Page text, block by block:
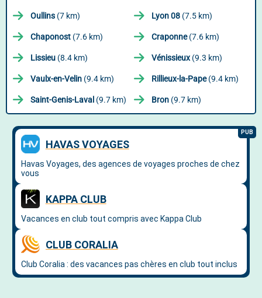
Oullins (7 km) Lyon 08 (7.5 km)
Chaponost (7.6 km) Craponne(7.6 km)
Lissieu (8.4 km) Vénissieux(9.3 km)
Vaulx-en-Velin (9.4 km) Rillieux-la-Pape(9.4 km)
Saint-Genis-Laval (9.7 km) Bron (9.7 km)